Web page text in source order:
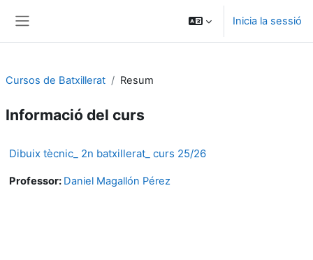
Inicia la sessió
Cursos de Batxillerat Resum
Informació del curs
Dibuix tècnic_ 2n batxillerat_ curs 25/26
Professor: Daniel Magallón Pérez